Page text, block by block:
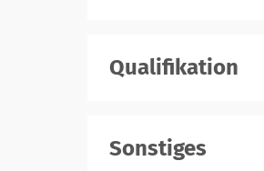
Qualifikation
Sonstiges